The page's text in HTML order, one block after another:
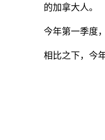
的加拿大人。
今年第一季度
相比之下，今